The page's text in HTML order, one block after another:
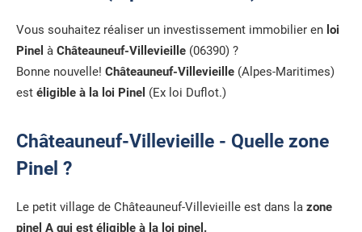
Vous souhaitez réaliser un investissement immobilier en loi
Pinel à Châteauneuf-Villevieille (06390) ?
Bonne nouvelle! Châteauneuf-Villevieille (Alpes-Maritimes)
est éligible à la loi Pinel (Ex loi Duflot.)
Châteauneuf-Villevieille - Quelle zone
Pinel ?
Le petit village de Châteauneuf-Villevieille est dans la zone
pinel A qui est éligible à la loi pinel.